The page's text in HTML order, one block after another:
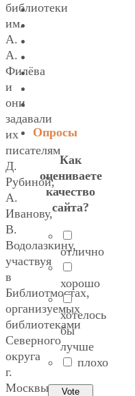
библиотеки
им.
А.
А.
Филёва
и
они
задавали
их
писателям
Д.
Рубиной,
А.
Иванову,
В.
Водолазкину,
участвуя
в
Библиотмостах,
организуемых
библиотеками
Северного
округа
г.
Москвы.
Опросы
Как
оцениваете
качество
сайта?
отлично
хорошо
хотелось
бы
лучше
плохо